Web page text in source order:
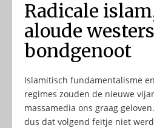
Radicale
aloude
bondgenoot
Islamitisch fundamentalisme
regimes zouden de nieuwe
massamedia ons graag
dus dat volgend feitje niet